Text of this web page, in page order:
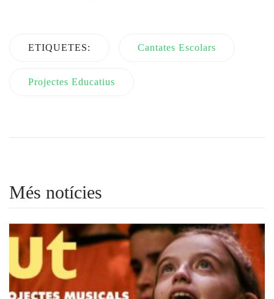
ETIQUETES: Cantates Escolars
Projectes Educatius
Més notícies